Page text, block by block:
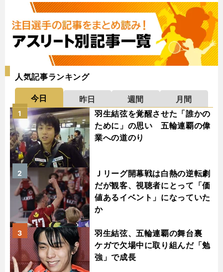
人気記事ランキング
今日 昨日 週間
月間
羽生結弦を覚醒させた「誰かの
ために」の思い 五輪連覇の偉
業への道のり
1
Ｊリーグ開幕戦は白熱の逆転劇
だが観客、視聴者にとって「価
値あるイベント」になっていた
か
2
羽生結弦、五輪連覇の舞台裏
ケガで欠場中に取り組んだ「勉
強」で成長
3